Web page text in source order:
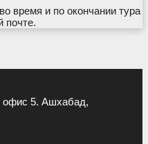
время и по окончании тура
почте.
офис 5. Ашхабад,